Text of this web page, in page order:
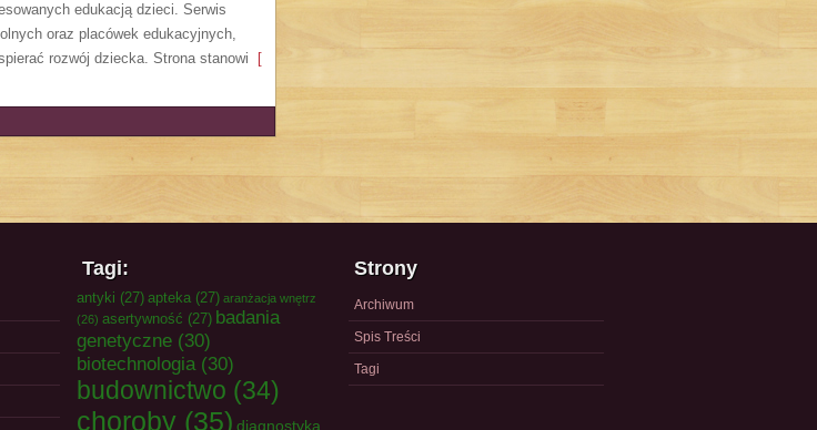
edukacją dzieci. Serwis
oraz placówek edukacyjnych,
rozwój dziecka. Strona stanowi [
Tagi:
antyki (27) apteka (27) aranżacja wnętrz
(26) asertywność (27) badania
genetyczne (30)
biotechnologia(30)
budownictwo (34)
choroby (35) diagnostyka
Strony
Archiwum
Spis Treści
Tagi